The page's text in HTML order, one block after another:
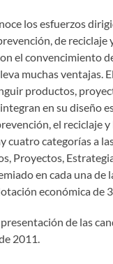
los esfuerzos
de reciclaje
el convencimiento
muchas ventajas.
productos,
en su diseño
el reciclaje
cuatro categorías a
Proyectos,
en cada una de
económica de
de las
2011.